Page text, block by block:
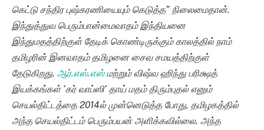
கெட்டு சந்திர புஷ்கரணியையும் கெடுத்த” நிலைமைதான்.
இந்துத்துவ பெரும்பான்மைவாதம் இந்தியனை
இந்துமதத்திற்குள் தேடிக் கொண்டிருக்கும் காலத்தில் நாம்
தமிழரின் இனவாதம் தமிழனை சைவ சமயத்திற்குள்
தேடுகிறது. ஆர்.எஸ்.எஸ்மற்றும் விஷ்வ ஹிந்து பரிக்ஷத்
இயக்கங்கள் ‘கர் வாப்ஸி’ தாய் மதம் திரும்புதல் எனும்
செயல்திட்டத்தை 2014ல் முன்னெடுத்த போது, தமிழகத்தில்
அந்த செயல்திட்டம் பெரும்பயன் அளிக்கவில்லை. அந்த